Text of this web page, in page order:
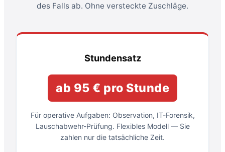
des Falls ab. Ohne versteckte Zuschläge.
Stundensatz
ab 95 € pro Stunde
Für operative Aufgaben: Observation, IT-Forensik,
Lauschabwehr-Prüfung. Flexibles Modell — Sie
zahlen nur die tatsächliche Zeit.